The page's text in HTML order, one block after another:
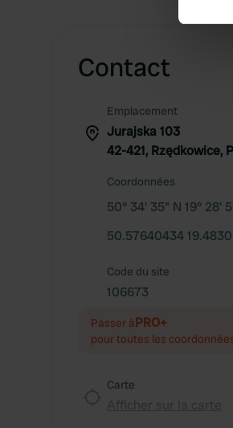
Contact
Emplacement
Jurajska 103
42-421, Rzędkowice,
Coordonnées
50° 34' 35" N 19° 28'
50.57640434
Code du site
106673
Passer àPRO+
pour toutes les
Carte